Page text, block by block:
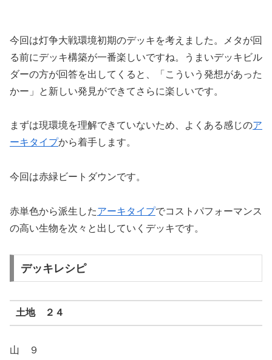
今回は灯争大戦環境初期のデッキを考えました。メタが回
る前にデッキ構築が一番楽しいですね。うまいデッキビル
ダーの方が回答を出してくると、「こういう発想があった
かー」と新しい発見ができてさらに楽しいです。
まずは現環境を理解できていないため、よくある感じのア
ーキタイプから着手します。
今回は赤緑ビートダウンです。
赤単色から派生したアーキタイプでコストパフォーマンス
の高い生物を次々と出していくデッキです。
デッキレシピ
土地 ２４
山 ９